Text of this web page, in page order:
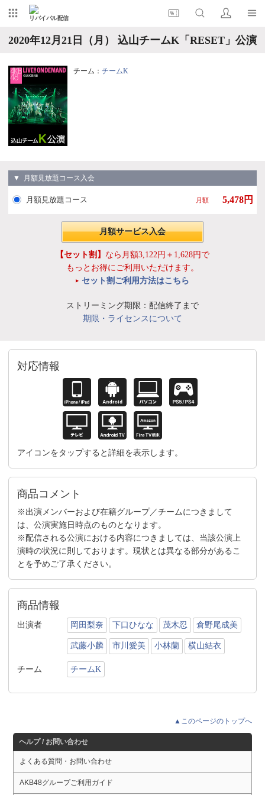
リバイバル配信
2020年12月21日（月） 込山チームK「RESET」公演
チーム： チームK
▼ 月額見放題コース入会
月額見放題コース 月額 5,478円
月額サービス入会
【セット割】 なら月額3,122円＋1,628円で
もっとお得にご利用いただけます。
セット割ご利用方法はこちら
ストリーミング期限：配信終了まで
期限・ライセンスについて
対応情報
アイコンをタップすると詳細を表示します。
商品コメント
※出演メンバーおよび在籍グループ／チームにつきまして
は、公演実施日時点のものとなります。
※配信される公演における内容につきましては、当該公演上
演時の状況に則しております。現状とは異なる部分があるこ
とを予めご了承ください。
商品情報
出演者 岡田梨奈 下口ひなな 茂木忍 倉野尾成美
武藤小麟 市川愛美 小林蘭 横山結衣
チーム チームK
▲このページのトップへ
ヘルプ / お問い合わせ
よくある質問・お問い合わせ
AKB48グループご利用ガイド